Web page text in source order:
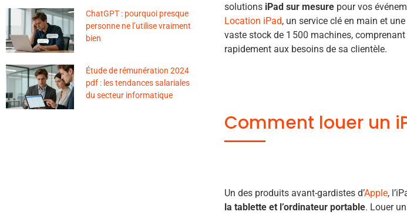
ChatGPT : pourquoi presque
personne ne l’utilise vraiment
bien
Étude de rémunération 2024
pdf : les tendances salariales
du secteur informatique
solutions iPad sur mesurepour vos
Location iPad, un service clé en main et
vaste stock de 1 500 machines,
rapidement aux besoins de sa clientèle.
Comment louer un
Un des produits avant-gardistes d’Apple,
la tablette et l’ordinateur portable. Louer